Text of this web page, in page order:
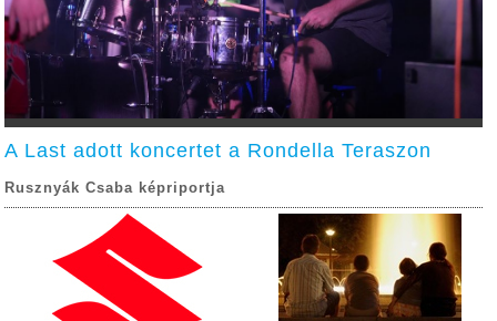
A Last adott koncertet a Rondella Teraszon
Rusznyák Csaba képriportja